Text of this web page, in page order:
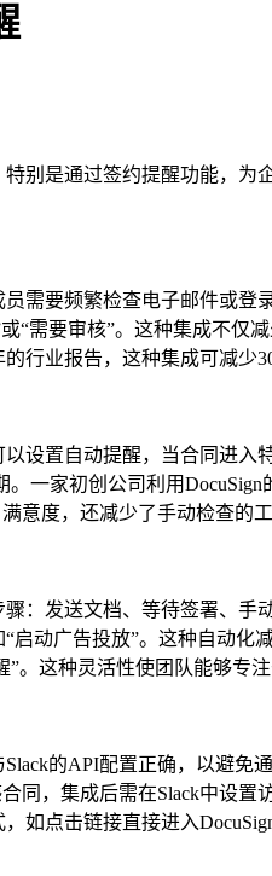
别是通过签约提醒功能，
需要频繁检查电子邮件或登
“需要审核”。这种集成不仅
行业报告，这种集成可减少
设置自动提醒，当合同进入
一家初创公司利用
意度，还减少了手动检查的工
：发送文档、等待签署、
动广告投放”。这种自动化
这种灵活性使团队能够专
的API配置正确，以避
，集成后需在Slack中设置
如点击链接直接进入